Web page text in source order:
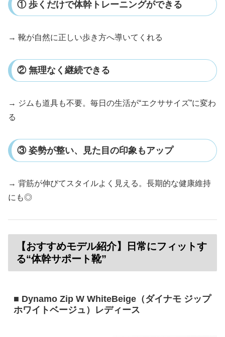
① 歩くだけで体幹トレーニングができる
→ 靴が自然に正しい歩き方へ導いてくれる
② 無理なく継続できる
→ ジムも道具も不要。毎日の生活が“エクササイズ”に変わ
る
③ 姿勢が整い、見た目の印象もアップ
→ 背筋が伸びてスタイルよく見える。長期的な健康維持
にも◎
【おすすめモデル紹介】日常にフィットす
る“体幹サポート靴”
■ Dynamo Zip W WhiteBeige（ダイナモ ジップ
ホワイトベージュ）レディース